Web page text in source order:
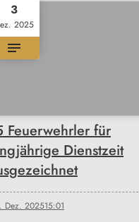
3
2025
Feuerwehrler für
Dienstzeit
Dez. 202515:01